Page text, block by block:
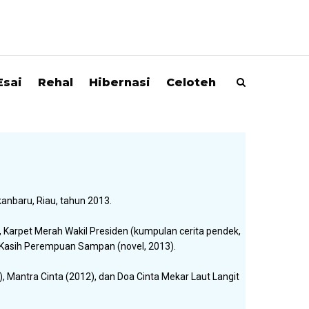
Rehal Hibernasi Celoteh
Riau, tahun 2013.
Merah Wakil Presiden (kumpulan cerita pendek,
Perempuan Sampan (novel, 2013).
Cinta (2012), dan Doa Cinta Mekar Laut Langit